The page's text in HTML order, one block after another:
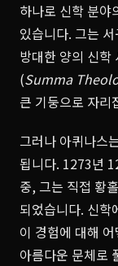
하나로 신학 분
있습니다. 그는
방대한 양의 신학
(Summa
큰 기둥으로 자리
그러나 아퀴나스
됩니다. 1273년
중, 그는 직접 황
되었습니다. 신학
이 경험에 대해
아름다운 문체로